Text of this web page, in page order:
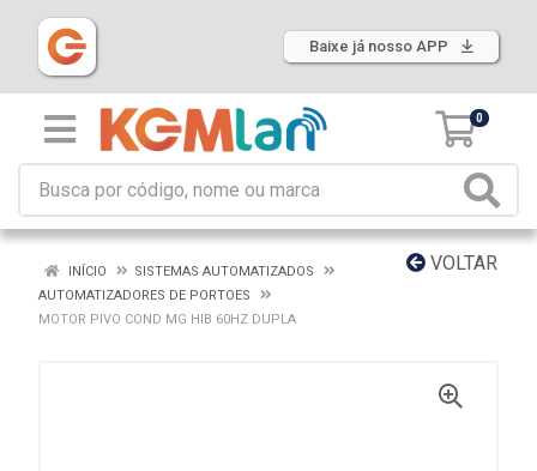
Baixe já nosso APP
0
VOLTAR
INÍCIO
SISTEMAS AUTOMATIZADOS
AUTOMATIZADORES DE PORTOES
MOTOR PIVO COND MG HIB 60HZ DUPLA